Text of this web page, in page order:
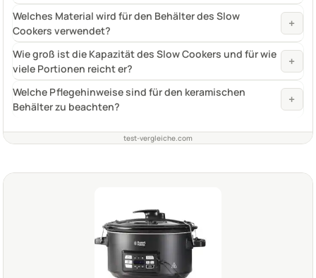
Welches Material wird für den Behälter des Slow
Cookers verwendet?
+
Wie groß ist die Kapazität des Slow Cookers und für wie
viele Portionen reicht er?
+
Welche Pflegehinweise sind für den keramischen
Behälter zu beachten?
+
test-vergleiche.com